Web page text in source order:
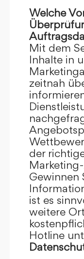
Welche
Mit dem
Inhalte in
zeitnah
der
Gewinnen
ist es
weitere
Hotline